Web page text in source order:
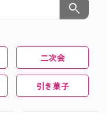
search
二次会
引き菓子